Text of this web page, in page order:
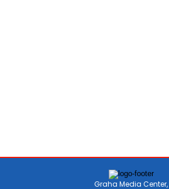
Graha Media Center,